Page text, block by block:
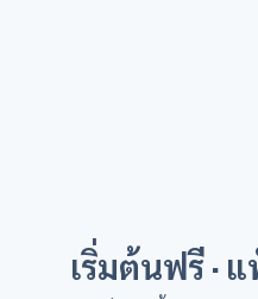
เริ่มต้นฟรี ·